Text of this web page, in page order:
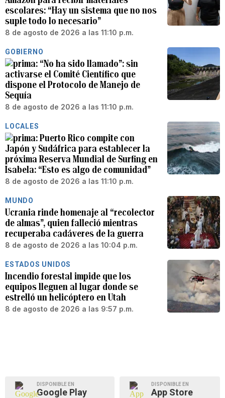
escolares: “Hay un sistema que no nos
suple todo lo necesario”
8 de agosto de 2026 a las 11:10 p.m.
GOBIERNO
“No ha sido llamado”: sin
activarse el Comité Científico que
dispone el Protocolo de Manejo de
Sequía
8 de agosto de 2026 a las 11:10 p.m.
LOCALES
Puerto Rico compite con
Japón y Sudáfrica para establecer la
próxima Reserva Mundial de Surfing en
Isabela: “Esto es algo de comunidad”
8 de agosto de 2026 a las 11:10 p.m.
MUNDO
Ucrania rinde homenaje al “recolector
de almas”, quien falleció mientras
recuperaba cadáveres de la guerra
8 de agosto de 2026 a las 10:04 p.m.
ESTADOS UNIDOS
Incendio forestal impide que los
equipos lleguen al lugar donde se
estrelló un helicóptero en Utah
8 de agosto de 2026 a las 9:57 p.m.
DISPONIBLE EN
Google Play
DISPONIBLE EN
App Store